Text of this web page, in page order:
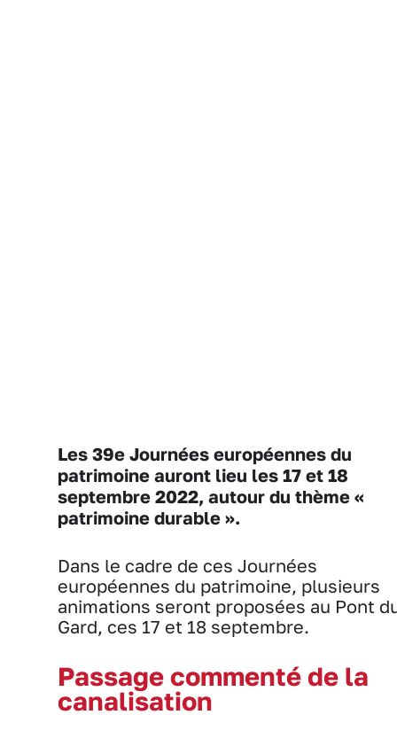
Les 39e Journées européennes du
patrimoine auront lieu les 17 et 18
septembre 2022, autour du thème «
patrimoine durable ».
Dans le cadre de ces Journées
européennes du patrimoine, plusieurs
animations seront proposées au Pont
Gard, ces 17 et 18 septembre.
Passage commenté de la
canalisation